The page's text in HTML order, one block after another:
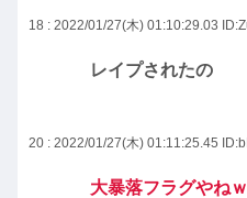
18 : 2022/01/27(木) 01:10:29.03
レイプされたの
20 : 2022/01/27(木) 01:11:25.45
大暴落フラグやねｗ